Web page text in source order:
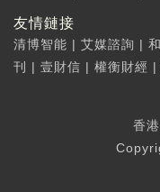
友情鏈接
清博智能 | 艾媒諮詢 |
刊
| 壹財信 | 權衡財經 |
香